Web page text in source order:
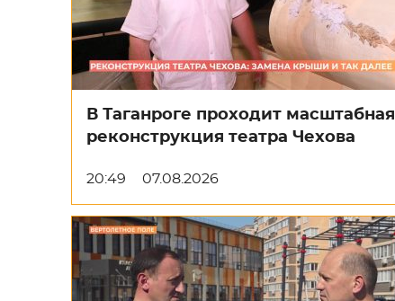
В Таганроге проходит масштабная
реконструкция театра Чехова
20:49 07.08.2026